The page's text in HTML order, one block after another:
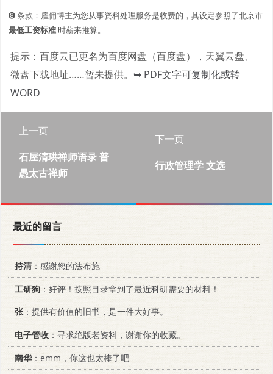
➑ 条款：雇佣博主为您从事资料处理服务是收费的，其设定参照了北京市
最低工资标准时薪来推算。
提示：百度云已更名为百度网盘（百度盘），天翼云盘、
微盘下载地址……暂未提供。 ➥ PDF文字可复制化或转
WORD
上一页
石屋清珙禅师语录 普
愚太古禅师
下一页
行政管理学 文选
最近的留言
持清：感谢您的法布施
工研狗 ：好评！按照目录拿到了最近科研需要的材料！
张：提供有价值的旧书，是一件大好事。
电子管收 ：寻求绝版老资料，谢谢你的收藏。
南华 ：emm，你这也太棒了吧